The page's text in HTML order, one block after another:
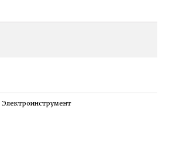
Электроинструмент